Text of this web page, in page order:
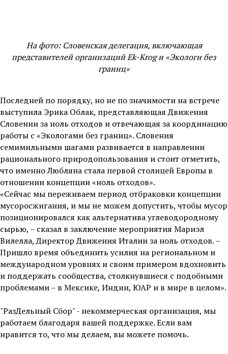
На фото: Словенская делегация, включающая
представителей организаций Ek-Krog и «Экологи без
границ»
Последней по порядку, но не по значимости на встрече
выступила Эрика Облак, представляющая Движения
Словении за ноль отходов и отвечающая за координацию
работы с «Экологами без границ». Словения
семимильными шагами развивается в направлении
рационального природопользования и стоит отметить,
что именно Любляна стала первой столицей Европы в
отношении концепции «ноль отходов».
«Сейчас мы переживаем период отбраковки концепции
мусоросжигания, и мы не можем допустить, чтобы мусор
позиционировался как альтернатива углеводородному
сырью, – сказал в заключение мероприятия Мариэл
Вилелла, Директор Движения Италии за ноль отходов. –
Пришло время объединить усилия на региональном и
международном уровнях и своим примером вдохновить
и поддержать сообщества, столкнувшиеся с подобными
проблемами – в Мексике, Индии, ЮАР и в мире в целом».
"РазДельный Сбор" - некоммерческая организация, мы
работаем благодаря вашей поддержке. Если вам
нравится то, что мы делаем, вы можете помочь.